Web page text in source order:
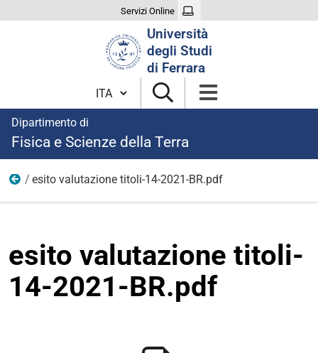
Servizi Online
Università
degli Studi
di Ferrara
Cambia lingua
Dipartimento di
Fisica e Scienze della Terra
modulistica borse 2021
esito valutazione titoli-14-2021-BR.pdf
esito valutazione titoli-
14-2021-BR.pdf